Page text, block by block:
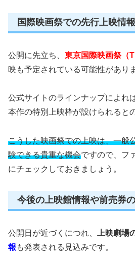
国際映画祭での先行上映情
公開に先立ち、 東京国際映画祭（
映も予定されている可能性があり
公式サイトのラインナップによれ
本作の特別上映枠が設けられると
こうした映画祭での上映は、一般
験できる貴重な機会ですので、フ
にチェックしておきましょう。
今後の上映館情報や前売券
公開日が近づくにつれ、 上映劇場
報 も発表される見込みです。